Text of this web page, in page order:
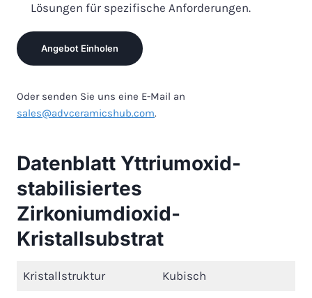
Lösungen für spezifische Anforderungen.
Angebot Einholen
Oder senden Sie uns eine E-Mail an
sales@advceramicshub.com.
Datenblatt Yttriumoxid-
stabilisiertes
Zirkoniumdioxid-
Kristallsubstrat
Kristallstruktur Kubisch